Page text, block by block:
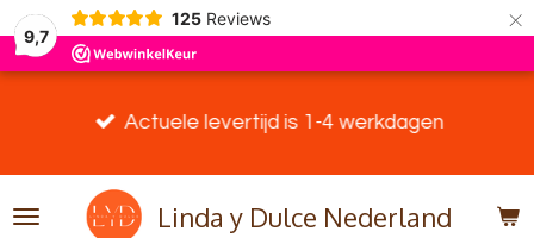
9,7
125 Reviews ×
Linda y Dulce Nederland
Actuele levertijd is 1-4 werkdagen